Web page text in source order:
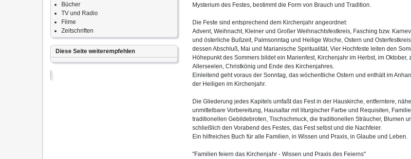
Mysterium des Festes, bestimmt die Form von Brauch und Tradition.
Die Feste sind entsprechend dem Kirchenjahr angeordnet:
Advent, Weihnacht, Kleiner und Großer Weihnachtsfestkreis, Fasching bzw.
und österliche Bußzeit, Palmsonntag und Heilige Woche, Ostern und
dessen Abschluß, Mai und Marianische Spiritualität, Vier Hochfeste leiten den
Höhepunkt des Sommers bildet ein Marienfest, Kirchenjahr im Herbst, im Oktober,
Allerseelen, Christkönig und Ende des Kirchenjahres.
Einleitend geht voraus der Sonntag, das wöchentliche Ostern und enthält im
der Heiligen im Kirchenjahr.
Die Gliederung jedes Kapitels umfaßt das Fest in der Hauskirche, entferntere,
unmittelbare Vorbereitung, Hausaltar mit liturgischer Farbe und Requisiten,
traditionellen Gebildebroten, Tischschmuck, die traditionellen Sträucher, Blumen
schließlich den Vorabend des Festes, das Fest selbst und die Nachfeier.
Ein hilfreiches Buch für alle Familien, in Wissen und Praxis, in Glaube und Leben.
"Familien feiern das Kirchenjahr - Wissen und Praxis des Feierns"
Bücher
TV und Radio
Filme
Zeitschriften
Diese Seite weiterempfehlen